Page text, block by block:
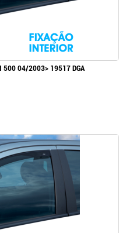
500 04/2003> 19517 DGA